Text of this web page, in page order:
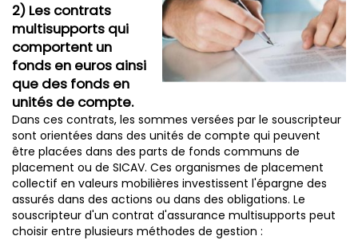
2) Les contrats
multisupports qui
comportent un
fonds en euros ainsi
que des fonds en
unités de compte.
Dans ces contrats, les sommes versées par le souscripteur
sont orientées dans des unités de compte qui peuvent
être placées dans des parts de fonds communs de
placement ou de SICAV. Ces organismes de placement
collectif en valeurs mobilières investissent l'épargne des
assurés dans des actions ou dans des obligations. Le
souscripteur d'un contrat d'assurance multisupports peut
choisir entre plusieurs méthodes de gestion :